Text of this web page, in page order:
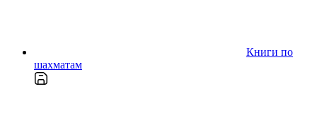
Книги по
шахматам